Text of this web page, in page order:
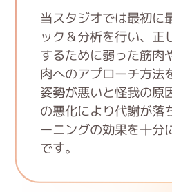
当スタジオでは最初に
ック＆分析を行い、正
するために弱った筋肉
肉へのアプローチ方法
姿勢が悪いと怪我の原
の悪化により代謝が落
ーニングの効果を十分
です。